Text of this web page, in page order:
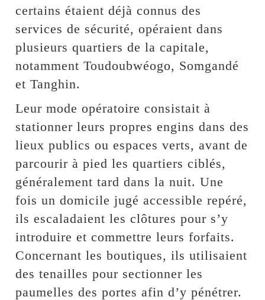
certains étaient déjà connus des
services de sécurité, opéraient dans
plusieurs quartiers de la capitale,
notamment Toudoubwéogo, Somgandé
et Tanghin.
Leur mode opératoire consistait à
stationner leurs propres engins dans des
lieux publics ou espaces verts, avant de
parcourir à pied les quartiers ciblés,
généralement tard dans la nuit. Une
fois un domicile jugé accessible repéré,
ils escaladaient les clôtures pour s’y
introduire et commettre leurs forfaits.
Concernant les boutiques, ils utilisaient
des tenailles pour sectionner les
paumelles des portes afin d’y pénétrer.